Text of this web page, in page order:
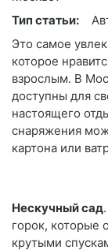
Тип статьи:
Это самое
которое
взрослым. В
доступны для
настоящего
снаряжения
картона или
Нескучный сад
горок, которые
крутыми